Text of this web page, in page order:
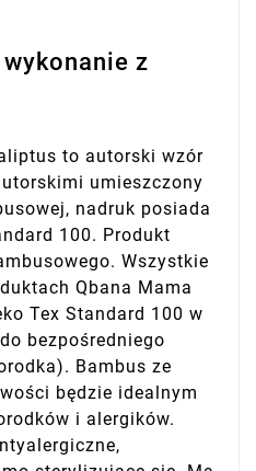
z
to autorski wzór
umieszczony
nadruk posiada
100. Produkt
Wszystkie
Qbana Mama
Tex Standard 100 w
bezpośredniego
Bambus ze
będzie idealnym
i alergików.